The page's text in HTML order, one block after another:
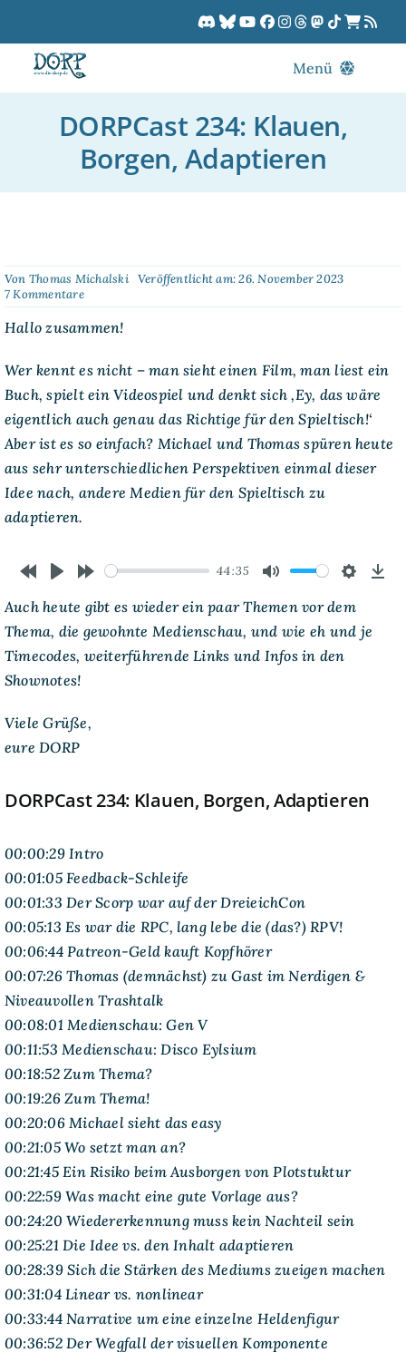
springen
Menü
DORPCast
DORP-TV
Patreon
DORPCast 234: Klauen,
Borgen, Adaptieren
Von Thomas Michalski
Veröffentlicht am: 26. November 2023
7 Kommentareon
DORPCast
234:
Adaptieren
Hallo zusammen!
Wer kennt es nicht – man sieht einen Film, man liest ein
Buch, spielt ein Videospiel und denkt sich ‚Ey, das wäre
eigentlich auch genau das Richtige für den Spieltisch!‘
Aber ist es so einfach? Michael und Thomas spüren heute
aus sehr unterschiedlichen Perspektiven einmal dieser
Idee nach, andere Medien für den Spieltisch zu
adaptieren.
10s
10s
44:35
Auch heute gibt es wieder ein paar Themen vor dem
Thema, die gewohnte Medienschau, und wie eh und je
Timecodes, weiterführende Links und Infos in den
Shownotes!
Viele Grüße,
eure DORP
DORPCast 234: Klauen, Borgen, Adaptieren
00:00:29 Intro
00:01:05 Feedback-Schleife
00:01:33 Der Scorp war auf der DreieichCon
00:05:13 Es war die RPC, lang lebe die (das?) RPV!
00:06:44 Patreon-Geld kauft Kopfhörer
00:07:26 Thomas (demnächst) zu Gast im Nerdigen &
Niveauvollen Trashtalk
00:08:01 Medienschau: Gen V
00:11:53 Medienschau: Disco Eylsium
00:18:52 Zum Thema?
00:19:26 Zum Thema!
00:20:06 Michael sieht das easy
00:21:05 Wo setzt man an?
00:21:45 Ein Risiko beim Ausborgen von Plotstuktur
00:22:59 Was macht eine gute Vorlage aus?
00:24:20 Wiedererkennung muss kein Nachteil sein
00:25:21 Die Idee vs. den Inhalt adaptieren
00:28:39 Sich die Stärken des Mediums zueigen machen
00:31:04 Linear vs. nonlinear
00:33:44 Narrative um eine einzelne Heldenfigur
00:36:52 Der Wegfall der visuellen Komponente